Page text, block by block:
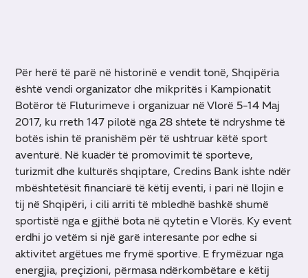
Për herë të parë në historinë e vendit tonë, Shqipëria
është vendi organizator dhe mikpritës i Kampionatit
Botëror të Fluturimeve i organizuar në Vlorë 5-14 Maj
2017, ku rreth 147 pilotë nga 28 shtete të ndryshme të
botës ishin të pranishëm për të ushtruar këtë sport
aventurë. Në kuadër të promovimit të sporteve,
turizmit dhe kulturës shqiptare, Credins Bank ishte ndër
mbështetësit financiarë të këtij eventi, i pari në llojin e
tij në Shqipëri, i cili arriti të mbledhë bashkë shumë
sportistë nga e gjithë bota në qytetin e Vlorës. Ky event
erdhi jo vetëm si një garë interesante por edhe si
aktivitet argëtues me frymë sportive. E frymëzuar nga
energjia, preçizioni, përmasa ndërkombëtare e këtij